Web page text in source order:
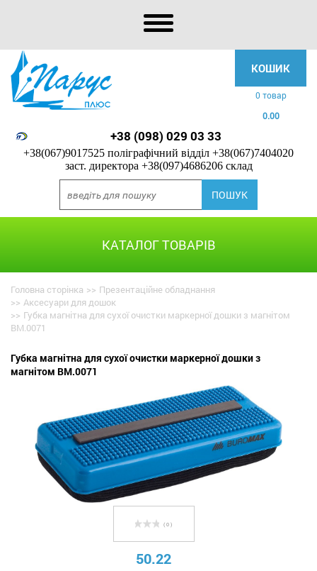
КОШИК
0 товар
0.00
+38 (098) 029 03 33
+38(067)9017525 поліграфічний відділ +38(067)7404020
заст. директора +38(097)4686206 склад
КАТАЛОГ ТОВАРІВ
Головна сторінка >> Презентаційне обладнання
>> Аксесуари для дошок
>> Губка магнітна для сухої очистки маркерної дошки з магнітом
BM.0071
Губка магнітна для сухої очистки маркерної дошки з
магнітом BM.0071
( 0 )
50.22